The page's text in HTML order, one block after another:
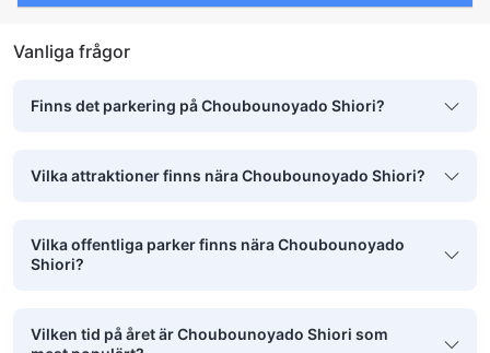
Vanliga frågor
Finns det parkering på Choubounoyado Shiori?
Vilka attraktioner finns nära Choubounoyado Shiori?
Vilka offentliga parker finns nära Choubounoyado
Shiori?
Vilken tid på året är Choubounoyado Shiori som